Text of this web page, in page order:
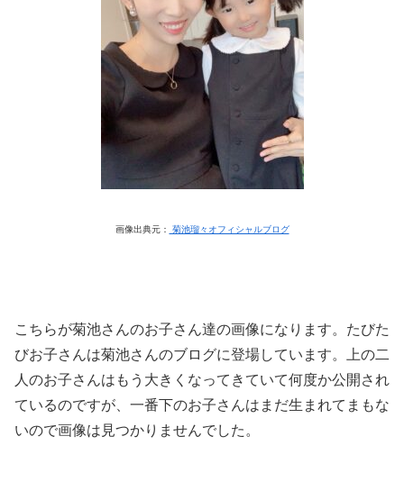
画像出典元： 菊池瑠々オフィシャルブログ
こちらが菊池さんのお子さん達の画像になります。たびた
びお子さんは菊池さんのブログに登場しています。上の二
人のお子さんはもう大きくなってきていて何度か公開され
ているのですが、一番下のお子さんはまだ生まれてまもな
いので画像は見つかりませんでした。